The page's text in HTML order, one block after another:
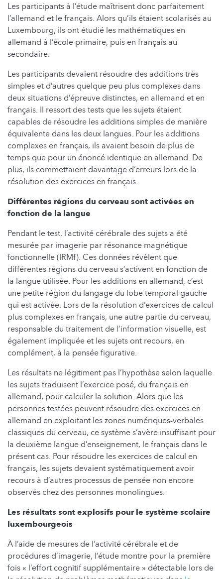
Les participants à l’étude maîtrisent donc parfaitement
l’allemand et le français. Alors qu’ils étaient scolarisés au
Luxembourg, ils ont étudié les mathématiques en
allemand à l’école primaire, puis en français au
secondaire.
Les participants devaient résoudre des additions très
simples et d’autres quelque peu plus complexes dans
deux situations d’épreuve distinctes, en allemand et en
français. Il ressort des tests que les sujets étaient
capables de résoudre les additions simples de manière
équivalente dans les deux langues. Pour les additions
complexes en français, ils avaient besoin de plus de
temps que pour un énoncé identique en allemand. De
plus, ils commettaient davantage d’erreurs lors de la
résolution des exercices en français.
Différentes régions du cerveau sont activées en
fonction de la langue
Pendant le test, l’activité cérébrale des sujets a été
mesurée par imagerie par résonance magnétique
fonctionnelle (IRMf). Ces données révèlent que
différentes régions du cerveau s’activent en fonction de
la langue utilisée. Pour les additions en allemand, c’est
une petite région du langage du lobe temporal gauche
qui est activée. Lors de la résolution d’exercices de calcul
plus complexes en français, une autre partie du cerveau,
responsable du traitement de l’information visuelle, est
également impliquée et les sujets ont recours, en
complément, à la pensée figurative.
Les résultats ne légitiment pas l’hypothèse selon laquelle
les sujets traduisent l’exercice posé, du français en
allemand, pour calculer la solution. Alors que les
personnes testées peuvent résoudre des exercices en
allemand en exploitant les zones numériques-verbales
classiques du cerveau, ce système s’avère insuffisant pour
la deuxième langue d’enseignement, le français dans le
présent cas. Pour résoudre les exercices de calcul en
français, les sujets devaient systématiquement avoir
recours à d’autres processus de pensée non encore
observés chez des personnes monolingues.
Les résultats sont explosifs pour le système scolaire
luxembourgeois
À l’aide de mesures de l’activité cérébrale et de
procédures d’imagerie, l’étude montre pour la première
fois « l’effort cognitif supplémentaire » détectable lors de